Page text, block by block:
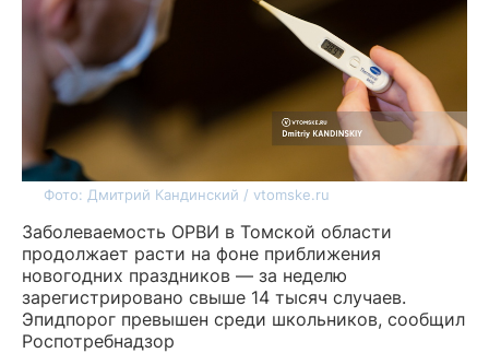
Фото: Дмитрий Кандинский / vtomske.ru
Заболеваемость ОРВИ в Томской области
продолжает расти на фоне приближения
новогодних праздников — за неделю
зарегистрировано свыше 14 тысяч случаев.
Эпидпорог превышен среди школьников, сообщил
Роспотребнадзор